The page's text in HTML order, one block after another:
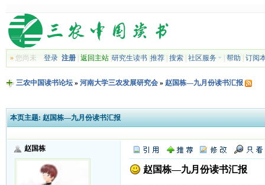
»您尚未 登录 注册| 返回主站| 研究生读书| 推荐| 搜索| 社区服务 帮助 订阅
三农中国读书论坛» 河南大学三农发展研究会» 赵国栋—九月份读书汇报
本页主题: 赵国栋—九月份读书汇报
赵国栋
赵国栋—九月份读书汇报